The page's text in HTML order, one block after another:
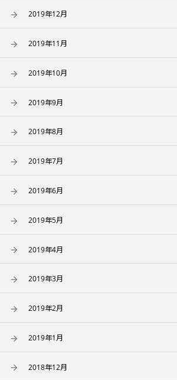
2019年12月
2019年11月
2019年10月
2019年9月
2019年8月
2019年7月
2019年6月
2019年5月
2019年4月
2019年3月
2019年2月
2019年1月
2018年12月